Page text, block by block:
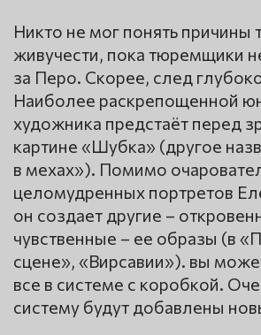
Никто не мог понять причины
живучести, пока тюремщики
за Перо. Скорее, след
Наиболее раскрепощенной
художника предстаёт перед
картине «Шубка» (другое
в мехах»). Помимо
целомудренных портретов
он создает другие –
чувственные – ее образы (в
сцене», «Вирсавии»). вы
все в системе с коробкой.
систему будут добавлены